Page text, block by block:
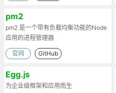
pm2
pm2 是一个带有负载均衡功能的Node
应用的进程管理器
官网 GitHub
Egg.js
为企业级框架和应用而生